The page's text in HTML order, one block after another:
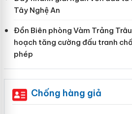
Tây Nghệ An
Đồn Biên phòng Vàm Trảng
hoạch tăng cường đấu tranh
phép
Chống hàng giả